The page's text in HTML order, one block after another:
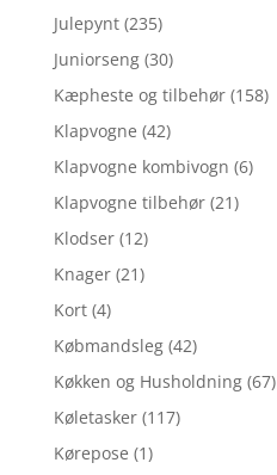
Julepynt (235)
Juniorseng (30)
Kæpheste og tilbehør (158)
Klapvogne (42)
Klapvogne kombivogn (6)
Klapvogne tilbehør (21)
Klodser (12)
Knager (21)
Kort (4)
Købmandsleg (42)
Køkken og Husholdning (67)
Køletasker (117)
Kørepose (1)